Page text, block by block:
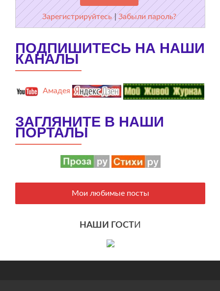
Зарегистрируйтесь |Забыли пароль?
ПОДПИШИТЕСЬ НА НАШИ
КАНАЛЫ
Амадея
ЗАГЛЯНИТЕ В НАШИ
ПОРТАЛЫ
Мои любимые посты
НАШИ ГОСТИ